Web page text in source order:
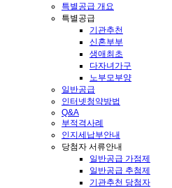
특별공급 개요
특별공급
기관추천
신혼부부
생애최초
다자녀가구
노부모부양
일반공급
인터넷청약방법
Q&A
부적격사례
인지세납부안내
당첨자 서류안내
일반공급 가점제
일반공급 추첨제
기관추천 당첨자